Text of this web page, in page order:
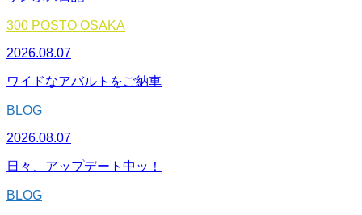
300 POSTO OSAKA
2026.08.07
ワイドなアバルトをご納車
BLOG
2026.08.07
日々、アップデート中ッ！
BLOG